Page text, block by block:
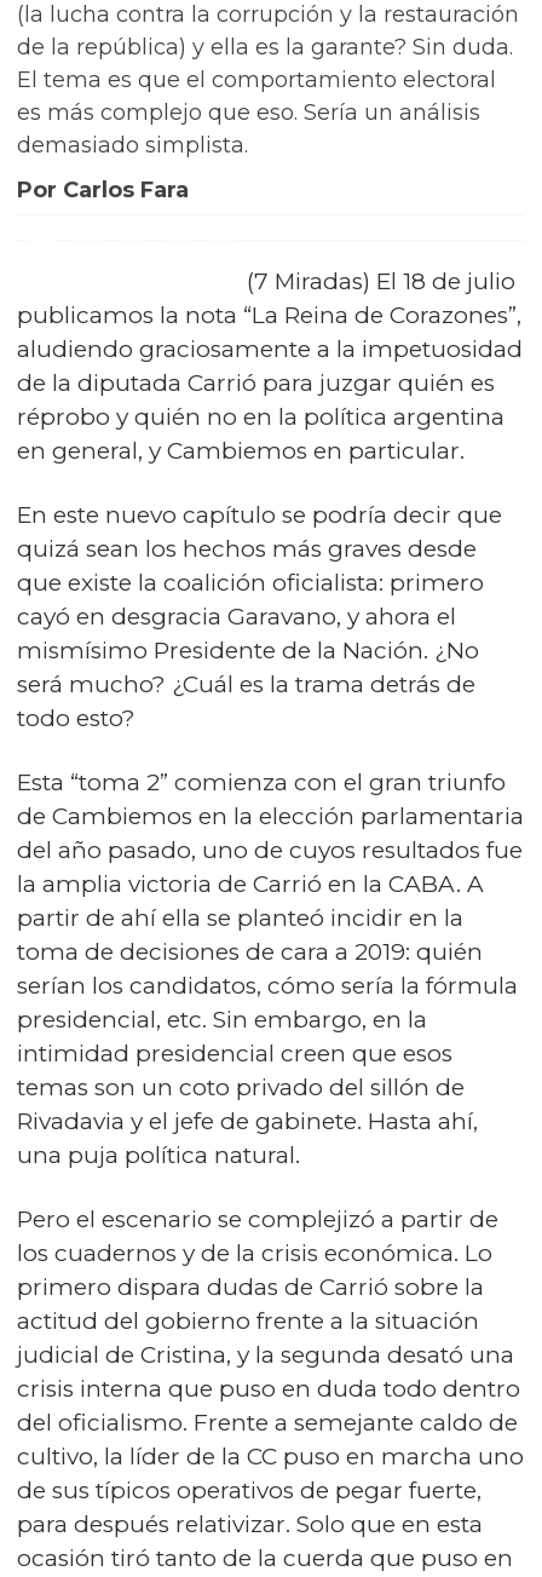
(la lucha contra la corrupción y la restauración
de la república) y ella es la garante? Sin duda.
El tema es que el comportamiento electoral
es más complejo que eso. Sería un análisis
demasiado simplista.
Por Carlos Fara
(7 Miradas) El 18 de julio
publicamos la nota “La Reina de Corazones”,
aludiendo graciosamente a la impetuosidad
de la diputada Carrió para juzgar quién es
réprobo y quién no en la política argentina
en general, y Cambiemos en particular.
En este nuevo capítulo se podría decir que
quizá sean los hechos más graves desde
que existe la coalición oficialista: primero
cayó en desgracia Garavano, y ahora el
mismísimo Presidente de la Nación. ¿No
será mucho? ¿Cuál es la trama detrás de
todo esto?
Esta “toma 2” comienza con el gran triunfo
de Cambiemos en la elección parlamentaria
del año pasado, uno de cuyos resultados fue
la amplia victoria de Carrió en la CABA. A
partir de ahí ella se planteó incidir en la
toma de decisiones de cara a 2019: quién
serían los candidatos, cómo sería la fórmula
presidencial, etc. Sin embargo, en la
intimidad presidencial creen que esos
temas son un coto privado del sillón de
Rivadavia y el jefe de gabinete. Hasta ahí,
una puja política natural.
Pero el escenario se complejizó a partir de
los cuadernos y de la crisis económica. Lo
primero dispara dudas de Carrió sobre la
actitud del gobierno frente a la situación
judicial de Cristina, y la segunda desató una
crisis interna que puso en duda todo dentro
del oficialismo. Frente a semejante caldo de
cultivo, la líder de la CC puso en marcha uno
de sus típicos operativos de pegar fuerte,
para después relativizar. Solo que en esta
ocasión tiró tanto de la cuerda que puso en